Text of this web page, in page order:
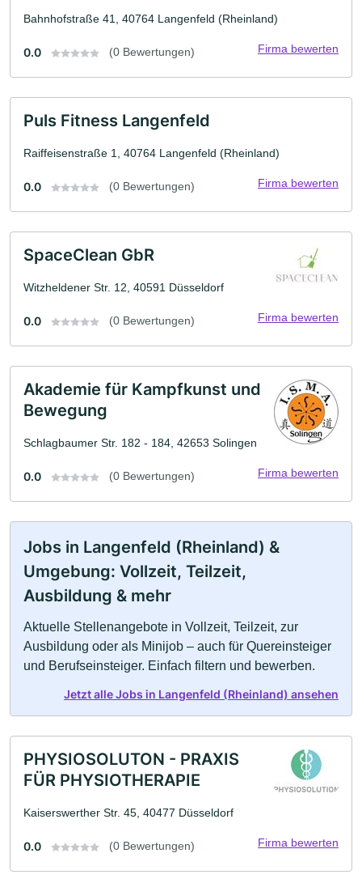
Bahnhofstraße 41, 40764 Langenfeld (Rheinland)
0.0 (0 Bewertungen) Firma bewerten
Puls Fitness Langenfeld
Raiffeisenstraße 1, 40764 Langenfeld (Rheinland)
0.0 (0 Bewertungen) Firma bewerten
SpaceClean GbR
Witzheldener Str. 12, 40591 Düsseldorf
0.0 (0 Bewertungen) Firma bewerten
Akademie für Kampfkunst und
Bewegung
Schlagbaumer Str. 182 - 184, 42653 Solingen
0.0 (0 Bewertungen) Firma bewerten
Jobs in Langenfeld (Rheinland) &
Umgebung: Vollzeit, Teilzeit,
Ausbildung & mehr
Aktuelle Stellenangebote in Vollzeit, Teilzeit, zur
Ausbildung oder als Minijob – auch für Quereinsteiger
und Berufseinsteiger. Einfach filtern und bewerben.
Jetzt alle Jobs in Langenfeld (Rheinland) ansehen
PHYSIOSOLUTON - PRAXIS
FÜR PHYSIOTHERAPIE
Kaiserswerther Str. 45, 40477 Düsseldorf
0.0 (0 Bewertungen) Firma bewerten